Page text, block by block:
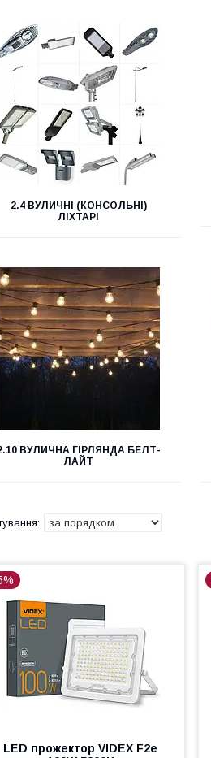
2.4 ВУЛИЧНІ (КОНСОЛЬНІ)
ЛІХТАРІ
ВУЛИЧНА ГІРЛЯНДА БЕЛТ-
ЛАЙТ
LED прожектор VIDEX F2e